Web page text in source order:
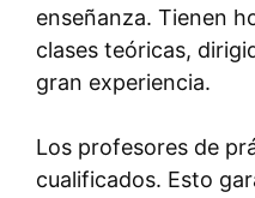
enseñanza. Tienen
clases teóricas,
gran experiencia.
Los profesores de
cualificados. Esto